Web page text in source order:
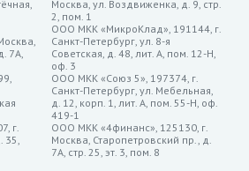
микрозаймов организовали
процессы оформления. Вам лишь
короткую анкету с минимальными
запрос поступит буквально в течение
к документам. В отличие от
учреждений, микрозаймы за 5 минут
пакета документов. Обычно
Москва, ул. Воздвиженка, д. 9, стр.
2, пом. 1
7А,
ООО МКК «МикроКлад», 191144, г.
Санкт-Петербург, ул. 8-я
Советская, д. 48, лит. А, пом. 12-Н,
оф. 3
ООО МКК «Союз 5», 197374, г.
Санкт-Петербург, ул. Мебельная,
д. 12, корп. 1, лит. А, пом. 55-Н, оф.
419-1
г.
35,
ООО МКК «4финанс», 125130, г.
Москва, Старопетровский пр., д.
7А, стр. 25, эт. 3, пом. 8